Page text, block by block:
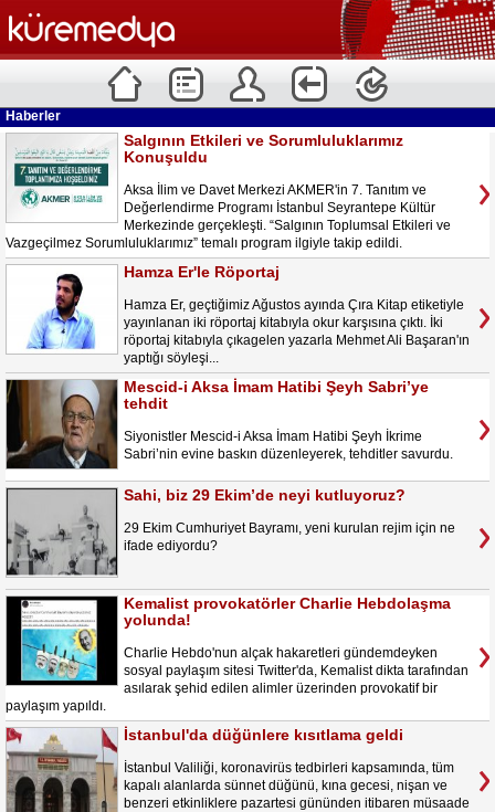
Haberler
Salgının Etkileri ve Sorumluluklarımız
Konuşuldu
Aksa İlim ve Davet Merkezi AKMER'in 7. Tanıtım ve
Değerlendirme Programı İstanbul Seyrantepe Kültür
Merkezinde gerçekleşti. “Salgının Toplumsal Etkileri ve
Vazgeçilmez Sorumluluklarımız” temalı program ilgiyle takip edildi.
Hamza Er'le Röportaj
Hamza Er, geçtiğimiz Ağustos ayında Çıra Kitap etiketiyle
yayınlanan iki röportaj kitabıyla okur karşısına çıktı. İki
röportaj kitabıyla çıkagelen yazarla Mehmet Ali Başaran'ın
yaptığı söyleşi...
Mescid-i Aksa İmam Hatibi Şeyh Sabri’ye
tehdit
Siyonistler Mescid-i Aksa İmam Hatibi Şeyh İkrime
Sabri’nin evine baskın düzenleyerek, tehditler savurdu.
Sahi, biz 29 Ekim’de neyi kutluyoruz?
29 Ekim Cumhuriyet Bayramı, yeni kurulan rejim için ne
ifade ediyordu?
Kemalist provokatörler Charlie Hebdolaşma
yolunda!
Charlie Hebdo'nun alçak hakaretleri gündemdeyken
sosyal paylaşım sitesi Twitter'da, Kemalist dikta tarafından
asılarak şehid edilen alimler üzerinden provokatif bir
paylaşım yapıldı.
İstanbul'da düğünlere kısıtlama geldi
İstanbul Valiliği, koronavirüs tedbirleri kapsamında, tüm
kapalı alanlarda sünnet düğünü, kına gecesi, nişan ve
benzeri etkinliklere pazartesi gününden itibaren müsaade